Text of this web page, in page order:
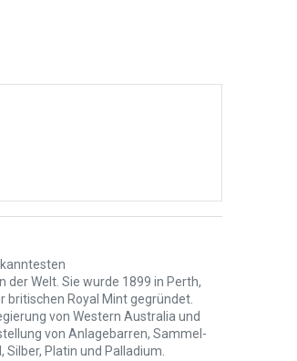
Welt. Sie wurde 1899 in Perth,
britischen Royal Mint gegründet.
von Western Australia und
von Anlagebarren, Sammel-
Silber, Platin und Palladium.